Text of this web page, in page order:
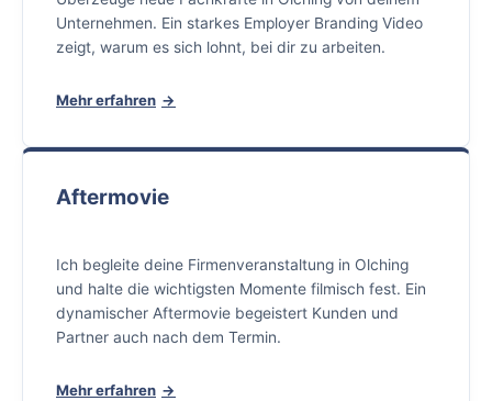
Unternehmen. Ein starkes Employer Branding Video
zeigt, warum es sich lohnt, bei dir zu arbeiten.
Mehr erfahren
Aftermovie
Ich begleite deine Firmenveranstaltung in Olching
und halte die wichtigsten Momente filmisch fest. Ein
dynamischer Aftermovie begeistert Kunden und
Partner auch nach dem Termin.
Mehr erfahren